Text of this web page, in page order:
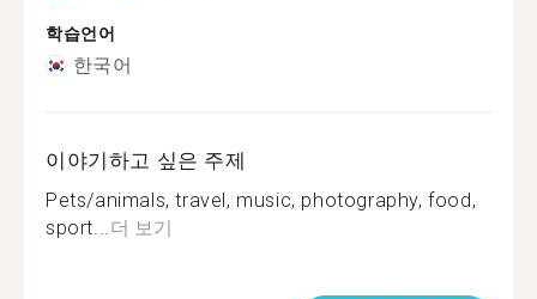
학습언어
한국어
이야기하고 싶은 주제
Pets/animals, travel, music, photography, food,
sport...더 보기